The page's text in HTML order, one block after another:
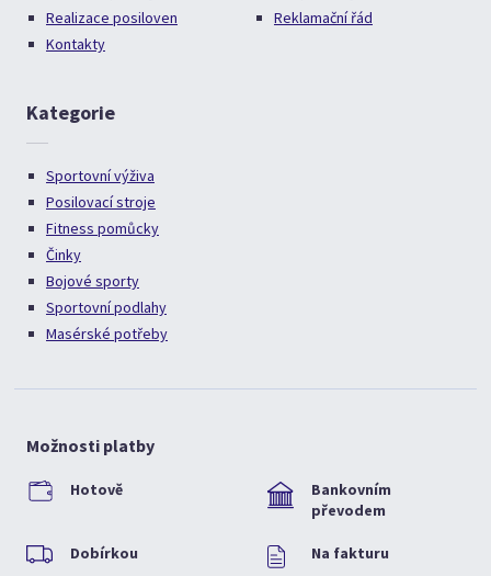
Realizace posiloven
Kontakty
Reklamační řád
Kategorie
Sportovní výživa
Posilovací stroje
Fitness pomůcky
Činky
Bojové sporty
Sportovní podlahy
Masérské potřeby
Možnosti platby
Hotově
Bankovním
převodem
Dobírkou Na fakturu